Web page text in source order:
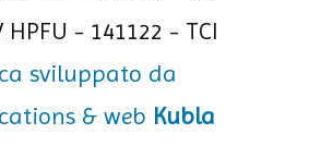
sviluppato da
Kubla